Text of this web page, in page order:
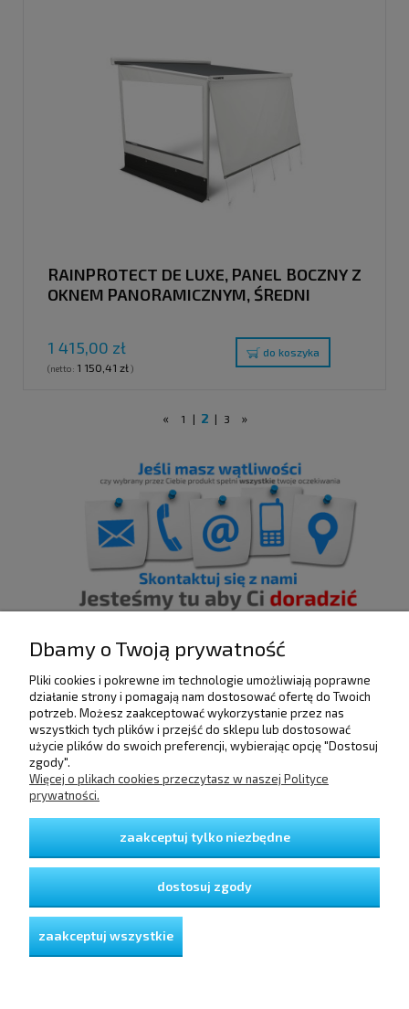
RAINPROTECT DE LUXE, PANEL BOCZNY Z
OKNEM PANORAMICZNYM, ŚREDNI
1 415,00 zł
(netto: 1 150,41 zł)
do koszyka
« 1 | 2 | 3 »
POMOC
DOSTAWA I PŁATNOŚCI
GWARANCJA I ZWROTY
O FIRMIE
Dbamy o Twoją prywatność
Pliki cookies i pokrewne im technologie umożliwiają poprawne
działanie strony i pomagają nam dostosować ofertę do Twoich
potrzeb. Możesz zaakceptować wykorzystanie przez nas
wszystkich tych plików i przejść do sklepu lub dostosować
użycie plików do swoich preferencji, wybierając opcję "Dostosuj
zgody".
Więcej o plikach cookies przeczytasz w naszej Polityce
prywatności.
zaakceptuj tylko niezbędne
dostosuj zgody
zaakceptuj wszystkie